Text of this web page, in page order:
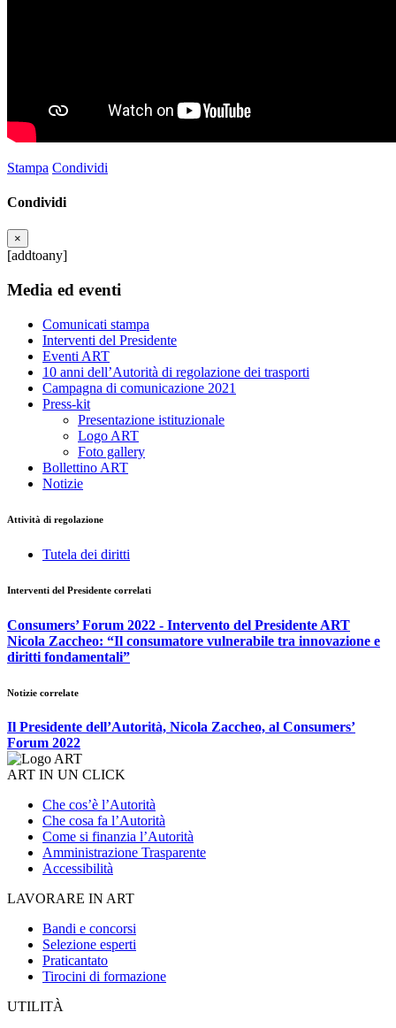
Stampa Condividi
Condividi
×
[addtoany]
Media ed eventi
Comunicati stampa
Interventi del Presidente
Eventi ART
10 anni dell’Autorità di regolazione dei trasporti
Campagna di comunicazione 2021
Press-kit
Presentazione istituzionale
Logo ART
Foto gallery
Bollettino ART
Notizie
Attività di regolazione
Tutela dei diritti
Interventi del Presidente correlati
Consumers’ Forum 2022 - Intervento del Presidente ART
Nicola Zaccheo: “Il consumatore vulnerabile tra innovazione e
diritti fondamentali”
Notizie correlate
Il Presidente dell’Autorità, Nicola Zaccheo, al Consumers’
Forum 2022
ART IN UN CLICK
Che cos’è l’Autorità
Che cosa fa l’Autorità
Come si finanzia l’Autorità
Amministrazione Trasparente
Accessibilità
LAVORARE IN ART
Bandi e concorsi
Selezione esperti
Praticantato
Tirocini di formazione
UTILITÀ